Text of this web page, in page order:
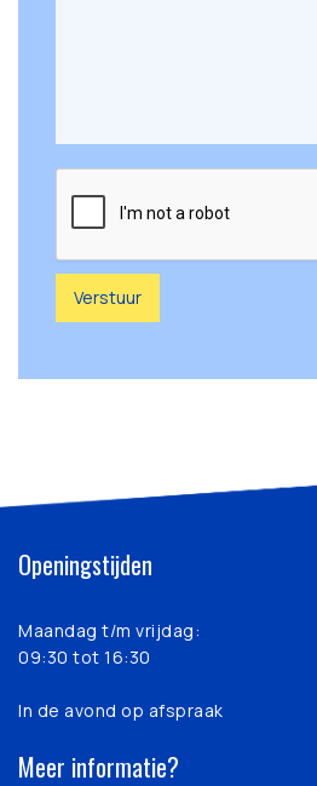
Openingstijden
Maandag t/m vrijdag:
09:30 tot 16:30
In de avond op afspraak
Meer informatie?